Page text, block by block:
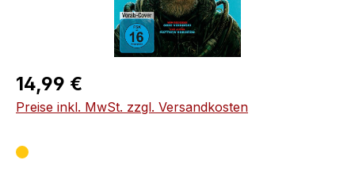
Regulärer Preis:
14,99 €
Preise inkl. MwSt. zzgl. Versandkosten